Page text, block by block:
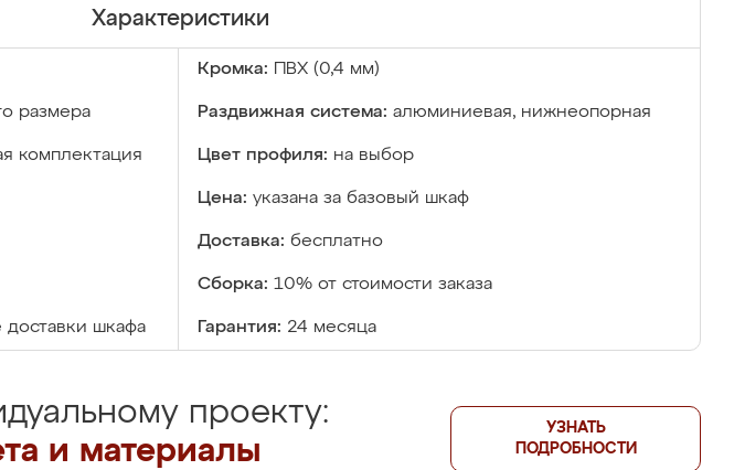
Характеристики
Кромка: ПВХ (0,4 мм)
размера Раздвижная система: алюминиевая, нижнеопорная
комплектация Цвет профиля: на выбор
Цена: указана за базовый шкаф
Доставка: бесплатно
Сборка: 10% от стоимости заказа
доставки шкафа Гарантия: 24 месяца
проекту:
и материалы
УЗНАТЬ
ПОДРОБНОСТИ